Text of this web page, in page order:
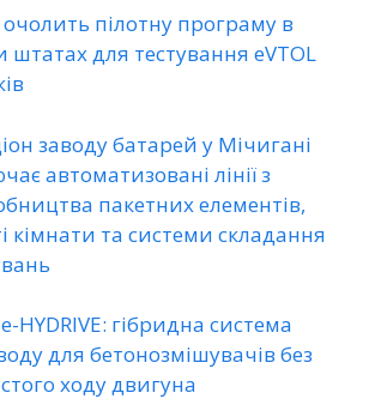
пілотну програму в
штатах для тестування eVTOL
заводу батарей у Мічигані
автоматизовані лінії з
пакетних елементів,
кімнати та системи складання
HYDRIVE: гібридна система
для бетонозмішувачів без
ходу двигуна